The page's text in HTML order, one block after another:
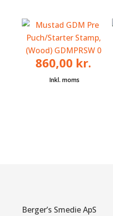
860,00 kr.
Berger’s Smedie ApS